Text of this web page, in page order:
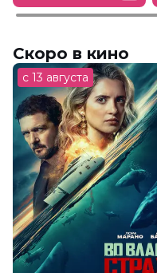
Скоро в кино
с 13 августа